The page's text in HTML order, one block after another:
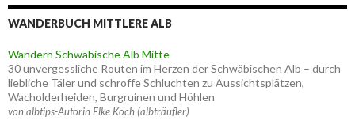
WANDERBUCH MITTLERE ALB
Wandern Schwäbische Alb Mitte
30 unvergessliche Routen im Herzen der Schwäbischen Alb – durch
liebliche Täler und schroffe Schluchten zu Aussichtsplätzen,
Wacholderheiden, Burgruinen und Höhlen
von albtips-Autorin Elke Koch (albträufler)